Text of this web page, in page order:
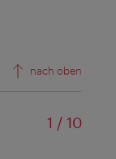
nach oben
1 /von
10